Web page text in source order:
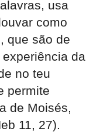
usa
como
que são de
da
no teu
permite
de Moisés,
11, 27).